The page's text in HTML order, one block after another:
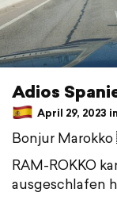
Adios
April 29, 2023
Bonjur
RAM-ROKKO
ausgeschlafen